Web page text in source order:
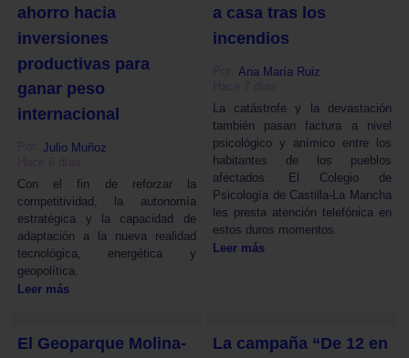
ahorro hacia
inversiones
productivas para
ganar peso
internacional
Julio Muñoz
Con el fin de reforzar la
competitividad, la autonomía
estratégica y la capacidad de
adaptación a la nueva realidad
tecnológica, energética y
geopolítica.
Leer más
a casa tras los
incendios
Ana María Ruiz
La catástrofe y la devastación
también pasan factura a nivel
psicológico y anímico entre los
habitantes de los pueblos
afectados. El Colegio de
Psicología de Castilla-La Mancha
les presta atención telefónica en
estos duros momentos.
Leer más
El Geoparque Molina-
La campaña “De 12 en